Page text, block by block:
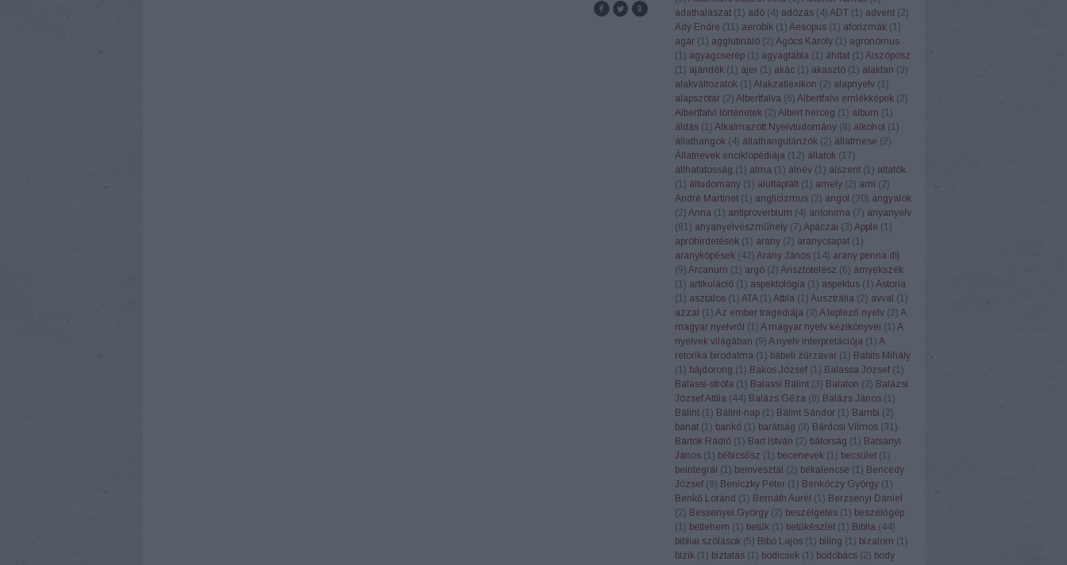
adathalászat (1) adó (4) adózás (4) ADT (1) advent (2)
Ady Endre (11) aerobik (1) Aesopus (1) aforizmák (1)
agár (1) agglutináló (2) Agócs Károly (1) agronómus
(1) agyagcserép (1) agyagtábla (1) áhítat (1) Aiszóposz
(1) ajándék (1) ájer (1) akác (1) akasztó (1) alaktan (3)
alakváltozatok (1) Alakzatlexikon (2) alapnyelv (1)
alapszótár (2) Albertfalva (6) Albertfalvi emlékképek (2)
Albertfalvi történetek (2) Albert herceg (1) album (1)
áldás (1) Alkalmazott Nyelvtudomány (8) alkohol (1)
állathangok (4) állathangutánzók (2) állatmese (2)
Állatnevek enciklopédiája (12) állatok (17)
állhatatosság (1) alma (1) álnév (1) álszent (1) altatók
(1) áltudomány (1) alultáplált (1) amely (2) ami (2)
André Martinet (1) anglicizmus (2) angol (30) angyalok
(2) Anna (1) antiproverbium (4) antonima (7) anyanyelv
(81) anyanyelvészműhely (7) Apáczai (3) Apple (1)
apróhirdetések (1) arany (2) aranycsapat (1)
aranyköpések (42) Arany János (14) arany penna díj
(9) Arcanum (1) argó (2) Arisztotelész (6) árnyékszék
(1) artikuláció (1) aspektológia (1) aspektus (1) Astoria
(1) asztalos (1) ATA (1) Attila (1) Ausztrália (2) avval (1)
azzal (1) Az ember tragédiája (3) A leplező nyelv (2) A
magyar nyelvről (1) A magyar nyelv kézikönyvei (1) A
nyelvek világában (9) A nyelv interpretációja (1) A
retorika birodalma (1) bábeli zűrzavar (1) Babits Mihály
(1) bájdorong (1) Bakos József (1) Balassa József (1)
Balassi-strófa (1) Balassi Bálint (3) Balaton (2) Balázsi
József Attila (44) Balázs Géza (8) Balázs János (1)
Bálint (1) Bálint-nap (1) Bálint Sándor (1) Bambi (2)
bánat (1) bankó (1) barátság (3) Bárdosi Vilmos (31)
Bartók Rádió (1) Bart István (2) bátorság (1) Batsányi
János (1) bébicsősz (1) becenevek (1) becsület (1)
beintegrál (1) beinvesztál (2) békalencse (1) Bencédy
József (9) Beniczky Péter (1) Benkóczy György (1)
Benkő Loránd (1) Bernáth Aurél (1) Berzsenyi Dániel
(2) Bessenyei György (2) beszélgetés (1) beszélőgép
(1) betlehem (1) betűk (1) betűkészlet (1) Biblia (44)
bibliai szólások (5) Bibó Lajos (1) biling (1) bizalom (1)
bízik (1) biztatás (1) bodicsek (1) bodobács (2) body